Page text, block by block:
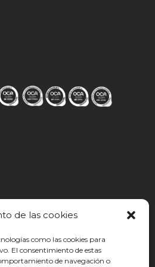
de las cookies
como las cookies para
El consentimiento de estas
de navegación o